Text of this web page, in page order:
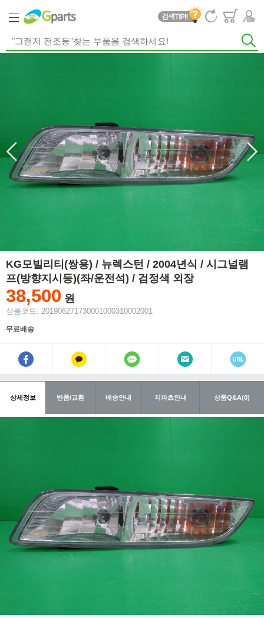
KG모빌리티(쌍용) / 뉴렉스턴 / 2004년식 / 시그널램
프(방향지시등)(좌/운전석) / 검정색 외장
38,500 원
상품코드: 201906271730001000310002001
무료배송
상세정보 반품/교환 배송안내 지파츠안내 상품Q&A(0)